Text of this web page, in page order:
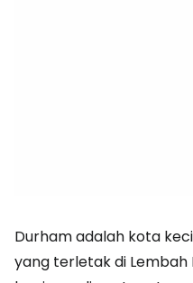
Durham adalah kota
yang terletak di Lembah